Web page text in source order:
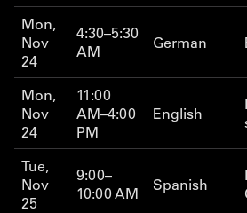
Mon,
Nov
24
4:30–5:30
AM
German
Mon,
Nov
24
11:00
AM–4:00
PM
English
Tue,
Nov
25
9:00–
10:00 AM
Spanish